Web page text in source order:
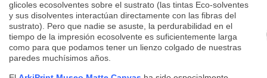
glicoles ecosolventes sobre el sustrato (las tintas Eco-solventes
y sus disolventes interactúan directamente con las fibras del
sustrato). Pero que nadie se asuste, la perdurabilidad en el
tiempo de la impresión ecosolvente es suficientemente larga
como para que podamos tener un lienzo colgado de nuestras
paredes muchísimos años.